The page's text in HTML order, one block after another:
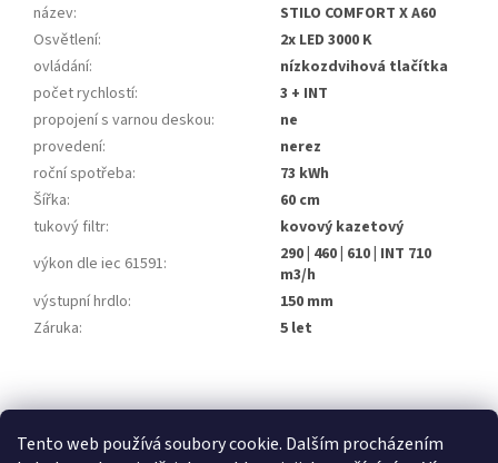
Tento web používá soubory cookie. Dalším procházením
název:
STILO COMFORT X A60
Osvětlení:
2x LED 3000 K
ovládání:
nízkozdvihová tlačítka
počet rychlostí:
3 + INT
propojení s varnou deskou:
ne
provedení:
nerez
roční spotřeba:
73 kWh
Šířka:
60 cm
tukový filtr:
kovový kazetový
výkon dle iec 61591:
290 | 460 | 610 | INT 710
m3/h
výstupní hrdlo:
150 mm
Záruka: 5 let
á
stavební pouzdra SCRIGNO